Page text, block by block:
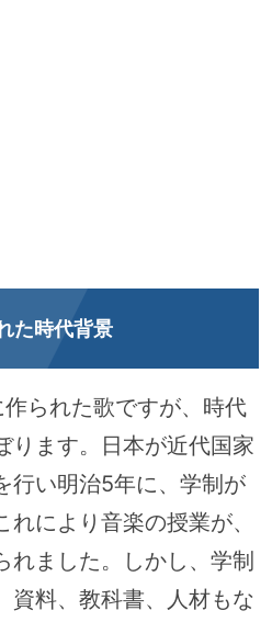
た時代背景
作られた歌ですが、時代
ります。日本が近代国家
行い明治5年に、学制が
により音楽の授業が、
れました。しかし、学制
資料、教科書、人材もな